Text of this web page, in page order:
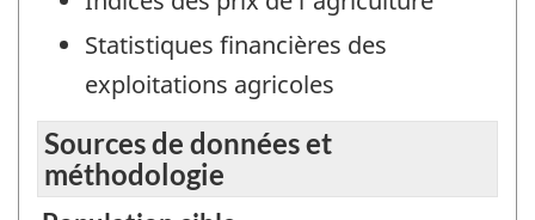
Statistiques financières des
exploitations agricoles
Sources de données et
méthodologie